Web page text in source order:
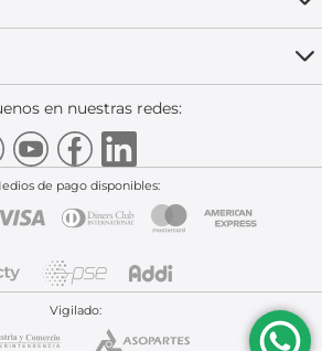
en nuestras redes:
de pago disponibles:
Vigilado: